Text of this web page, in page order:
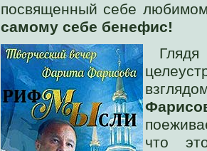
посвященный себе
самому себе бенефис!
что